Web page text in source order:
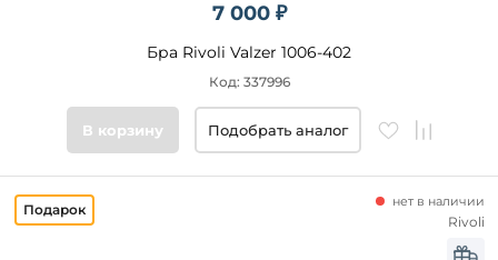
основания
Стиль
7 000 ₽
Бра Rivoli Valzer 1006-402
Код: 337996
В корзину Подобрать аналог
нет в наличии
Rivoli